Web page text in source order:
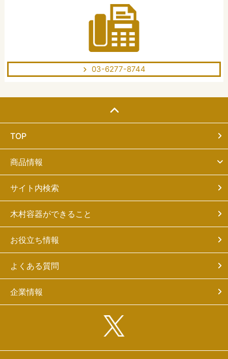
03-6277-8744
TOP
商品情報
サイト内検索
木村容器ができること
お役立ち情報
よくある質問
企業情報